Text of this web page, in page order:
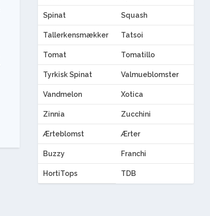
Spinat Squash
Tallerkensmækker Tatsoi
Tomat Tomatillo
Tyrkisk Spinat Valmueblomster
Vandmelon Xotica
Zinnia Zucchini
Ærteblomst Ærter
Buzzy Franchi
HortiTops TDB